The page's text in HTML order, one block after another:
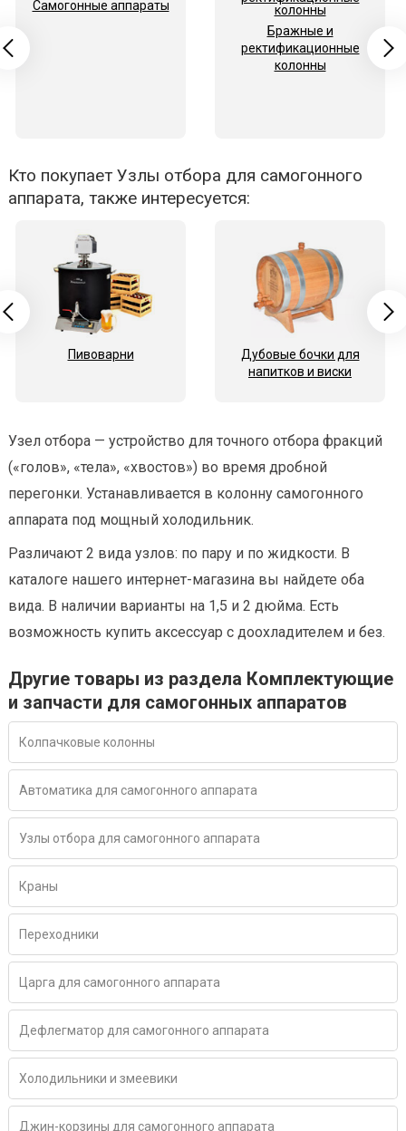
Самогонные аппараты
Бражные и
ректификационные
колонны
Кто покупает Узлы отбора для самогонного
аппарата, также интересуется:
Пивоварни
Дубовые бочки для
напитков и виски
Узел отбора — устройство для точного отбора фракций
(«голов», «тела», «хвостов») во время дробной
перегонки. Устанавливается в колонну самогонного
аппарата под мощный холодильник.
Различают 2 вида узлов: по пару и по жидкости. В
каталоге нашего интернет-магазина вы найдете оба
вида. В наличии варианты на 1,5 и 2 дюйма. Есть
возможность купить аксессуар с доохладителем и без.
Другие товары из раздела Комплектующие
и запчасти для самогонных аппаратов
Колпачковые колонны
Автоматика для самогонного аппарата
Узлы отбора для самогонного аппарата
Краны
Переходники
Царга для самогонного аппарата
Дефлегматор для самогонного аппарата
Холодильники и змеевики
Джин-корзины для самогонного аппарата